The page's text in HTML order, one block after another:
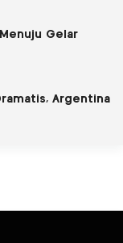
Gelar
Argentina